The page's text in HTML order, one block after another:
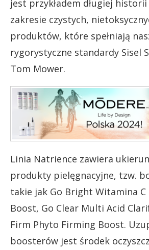
jest przykładem długiej
zakresie czystych,
produktów, które spełniają
rygorystyczne standardy Sisel
Tom Mower.
Linia Natrience zawiera
produkty pielęgnacyjne, tzw.
takie jak Go Bright Witamina
Boost, Go Clear Multi Acid
Firm Phyto Firming Boost.
boosterów jest środek